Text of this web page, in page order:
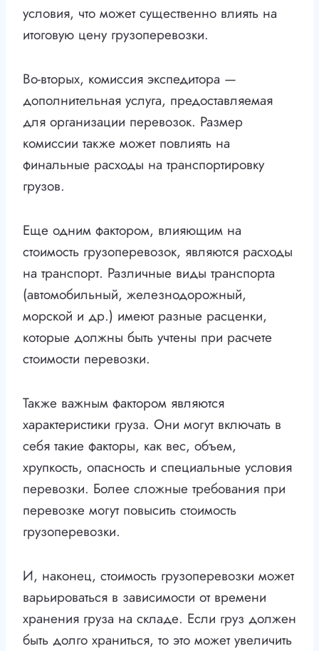
условия, что может существенно влиять на
итоговую цену грузоперевозки.
Во-вторых, комиссия экспедитора —
дополнительная услуга, предоставляемая
для организации перевозок. Размер
комиссии также может повлиять на
финальные расходы на транспортировку
грузов.
Еще одним фактором, влияющим на
стоимость грузоперевозок, являются расходы
на транспорт. Различные виды транспорта
(автомобильный, железнодорожный,
морской и др.) имеют разные расценки,
которые должны быть учтены при расчете
стоимости перевозки.
Также важным фактором являются
характеристики груза. Они могут включать в
себя такие факторы, как вес, объем,
хрупкость, опасность и специальные условия
перевозки. Более сложные требования при
перевозке могут повысить стоимость
грузоперевозки.
И, наконец, стоимость грузоперевозки может
варьироваться в зависимости от времени
хранения груза на складе. Если груз должен
быть долго храниться, то это может увеличить